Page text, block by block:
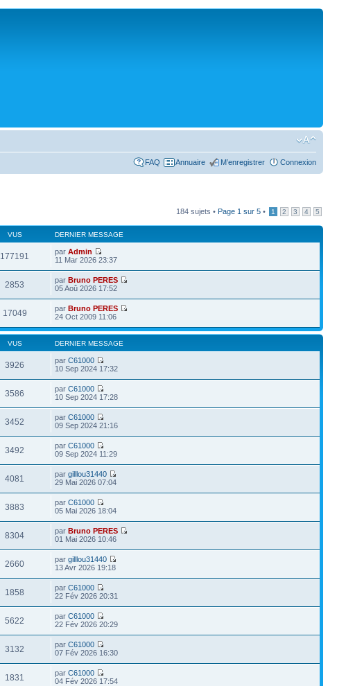
FAQ Annuaire M’enregistrer Connexion
184 sujets • Page 1 sur 5 • 1 2 3 4 5
VUS DERNIER MESSAGE
177191 parAdmin
11 Mar 2026 23:37
2853 parBruno PERES
05 Aoû 2026 17:52
17049 parBruno PERES
24 Oct 2009 11:06
VUS DERNIER MESSAGE
3926 parC61000
10 Sep 2024 17:32
3586 parC61000
10 Sep 2024 17:28
3452 parC61000
09 Sep 2024 21:16
3492 parC61000
09 Sep 2024 11:29
4081 pargilllou31440
29 Mai 2026 07:04
3883 parC61000
05 Mai 2026 18:04
8304 parBruno PERES
01 Mai 2026 10:46
2660 pargilllou31440
13 Avr 2026 19:18
1858 parC61000
22 Fév 2026 20:31
5622 parC61000
22 Fév 2026 20:29
3132 parC61000
07 Fév 2026 16:30
1831 parC61000
04 Fév 2026 17:54